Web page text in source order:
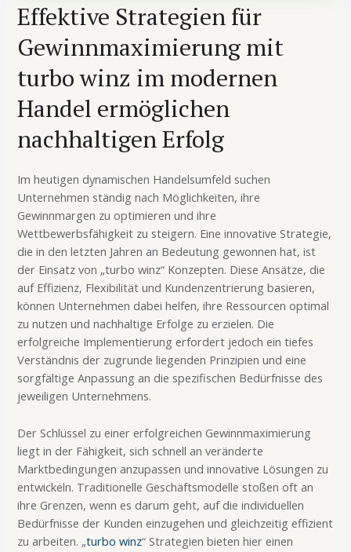
Effektive Strategien für
Gewinnmaximierung mit
turbo winz im modernen
Handel ermöglichen
nachhaltigen Erfolg
Im heutigen dynamischen Handelsumfeld suchen
Unternehmen ständig nach Möglichkeiten, ihre
Gewinnmargen zu optimieren und ihre
Wettbewerbsfähigkeit zu steigern. Eine innovative Strategie,
die in den letzten Jahren an Bedeutung gewonnen hat, ist
der Einsatz von „turbo winz“ Konzepten. Diese Ansätze, die
auf Effizienz, Flexibilität und Kundenzentrierung basieren,
können Unternehmen dabei helfen, ihre Ressourcen optimal
zu nutzen und nachhaltige Erfolge zu erzielen. Die
erfolgreiche Implementierung erfordert jedoch ein tiefes
Verständnis der zugrunde liegenden Prinzipien und eine
sorgfältige Anpassung an die spezifischen Bedürfnisse des
jeweiligen Unternehmens.
Der Schlüssel zu einer erfolgreichen Gewinnmaximierung
liegt in der Fähigkeit, sich schnell an veränderte
Marktbedingungen anzupassen und innovative Lösungen zu
entwickeln. Traditionelle Geschäftsmodelle stoßen oft an
ihre Grenzen, wenn es darum geht, auf die individuellen
Bedürfnisse der Kunden einzugehen und gleichzeitig effizient
zu arbeiten. „turbo winz“ Strategien bieten hier einen